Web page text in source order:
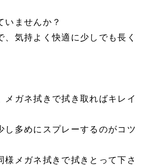
いませんか？
気持よく快適に少しでも長く
ガネ拭きで拭き取ればキレイ
多めにスプレーするのがコツ
メガネ拭きで拭きとって下さ